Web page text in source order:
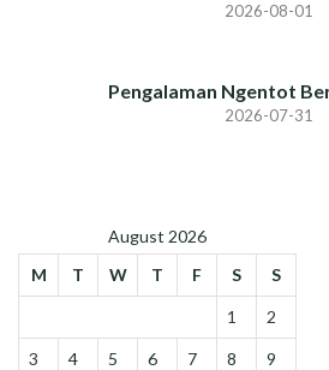
2026-08-01
Pengalaman Ngentot
2026-07-31
August 2026
M
T W T F S S
1 2
3 4 5 6 7 8 9